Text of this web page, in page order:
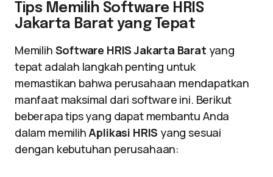
Tips Memilih Software HRIS
Jakarta Barat yang Tepat
Memilih Software HRIS Jakarta Barat yang
tepat adalah langkah penting untuk
memastikan bahwa perusahaan mendapatkan
manfaat maksimal dari software ini. Berikut
beberapa tips yang dapat membantu Anda
dalam memilihAplikasi HRIS yang sesuai
dengan kebutuhan perusahaan: